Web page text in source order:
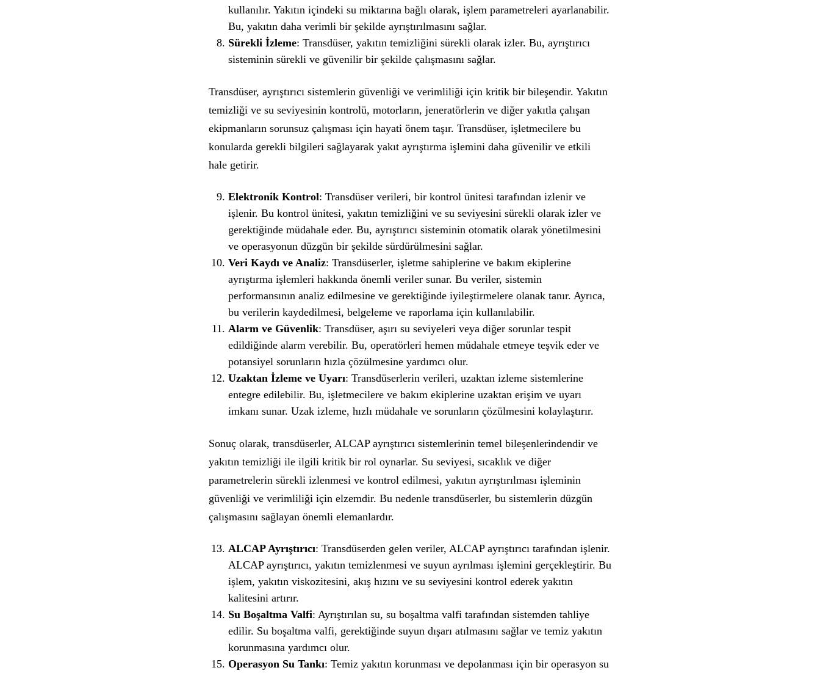
kullanılır. Yakıtın içindeki su miktarına bağlı olarak, işlem parametreleri ayarlanabilir.
Bu, yakıtın daha verimli bir şekilde ayrıştırılmasını sağlar.
Sürekli İzleme: Transdüser, yakıtın temizliğini sürekli olarak izler. Bu, ayrıştırıcı
sisteminin sürekli ve güvenilir bir şekilde çalışmasını sağlar.
Transdüser, ayrıştırıcı sistemlerin güvenliği ve verimliliği için kritik bir bileşendir. Yakıtın
temizliği ve su seviyesinin kontrolü, motorların, jeneratörlerin ve diğer yakıtla çalışan
ekipmanların sorunsuz çalışması için hayati önem taşır. Transdüser, işletmecilere bu
konularda gerekli bilgileri sağlayarak yakıt ayrıştırma işlemini daha güvenilir ve etkili
hale getirir.
Elektronik Kontrol: Transdüser verileri, bir kontrol ünitesi tarafından izlenir ve
işlenir. Bu kontrol ünitesi, yakıtın temizliğini ve su seviyesini sürekli olarak izler ve
gerektiğinde müdahale eder. Bu, ayrıştırıcı sisteminin otomatik olarak yönetilmesini
ve operasyonun düzgün bir şekilde sürdürülmesini sağlar.
Veri Kaydı ve Analiz: Transdüserler, işletme sahiplerine ve bakım ekiplerine
ayrıştırma işlemleri hakkında önemli veriler sunar. Bu veriler, sistemin
performansının analiz edilmesine ve gerektiğinde iyileştirmelere olanak tanır. Ayrıca,
bu verilerin kaydedilmesi, belgeleme ve raporlama için kullanılabilir.
Alarm ve Güvenlik: Transdüser, aşırı su seviyeleri veya diğer sorunlar tespit
edildiğinde alarm verebilir. Bu, operatörleri hemen müdahale etmeye teşvik eder ve
potansiyel sorunların hızla çözülmesine yardımcı olur.
Uzaktan İzleme ve Uyarı: Transdüserlerin verileri, uzaktan izleme sistemlerine
entegre edilebilir. Bu, işletmecilere ve bakım ekiplerine uzaktan erişim ve uyarı
imkanı sunar. Uzak izleme, hızlı müdahale ve sorunların çözülmesini kolaylaştırır.
Sonuç olarak, transdüserler, ALCAP ayrıştırıcı sistemlerinin temel bileşenlerindendir ve
yakıtın temizliği ile ilgili kritik bir rol oynarlar. Su seviyesi, sıcaklık ve diğer
parametrelerin sürekli izlenmesi ve kontrol edilmesi, yakıtın ayrıştırılması işleminin
güvenliği ve verimliliği için elzemdir. Bu nedenle transdüserler, bu sistemlerin düzgün
çalışmasını sağlayan önemli elemanlardır.
ALCAP Ayrıştırıcı: Transdüserden gelen veriler, ALCAP ayrıştırıcı tarafından işlenir.
ALCAP ayrıştırıcı, yakıtın temizlenmesi ve suyun ayrılması işlemini gerçekleştirir. Bu
işlem, yakıtın viskozitesini, akış hızını ve su seviyesini kontrol ederek yakıtın
kalitesini artırır.
Su Boşaltma Valfi: Ayrıştırılan su, su boşaltma valfi tarafından sistemden tahliye
edilir. Su boşaltma valfi, gerektiğinde suyun dışarı atılmasını sağlar ve temiz yakıtın
korunmasına yardımcı olur.
Operasyon Su Tankı: Temiz yakıtın korunması ve depolanması için bir operasyon su